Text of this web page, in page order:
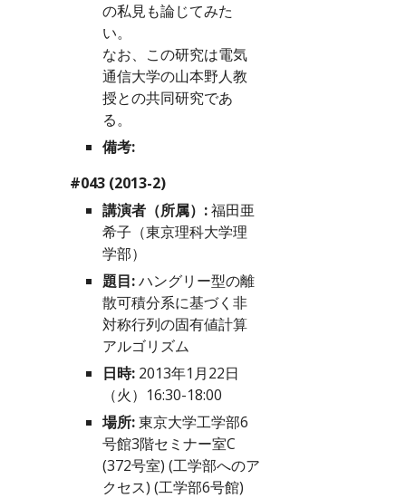
の私見も論じてみた
い。
なお、この研究は電気
通信大学の山本野人教
授との共同研究であ
る。
備考:
#043 (2013-2)
講演者（所属）: 福田亜
希子（東京理科大学理
学部）
題目: ハングリー型の離
散可積分系に基づく非
対称行列の固有値計算
アルゴリズム
日時: 2013年1月22日
（火）16:30-18:00
場所: 東京大学工学部6
号館3階セミナー室C
(372号室) (工学部へのア
クセス) (工学部6号館)